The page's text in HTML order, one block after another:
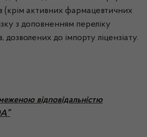
(крім активних фармацевтичних
з доповненням переліку
дозволених до імпорту ліцензіату.
відповідальністю